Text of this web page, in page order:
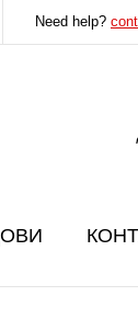
Need help?